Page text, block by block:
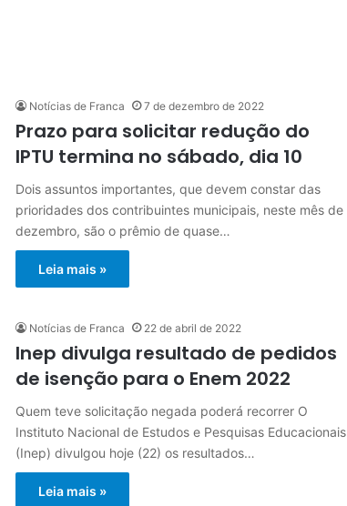
Notícias de Franca 7 de dezembro de 2022
Prazo para solicitar redução do
IPTU termina no sábado, dia 10
Dois assuntos importantes, que devem constar das
prioridades dos contribuintes municipais, neste mês de
dezembro, são o prêmio de quase…
Leia mais »
Notícias de Franca 22 de abril de 2022
Inep divulga resultado de pedidos
de isenção para o Enem 2022
Quem teve solicitação negada poderá recorrer O
Instituto Nacional de Estudos e Pesquisas Educacionais
(Inep) divulgou hoje (22) os resultados…
Leia mais »